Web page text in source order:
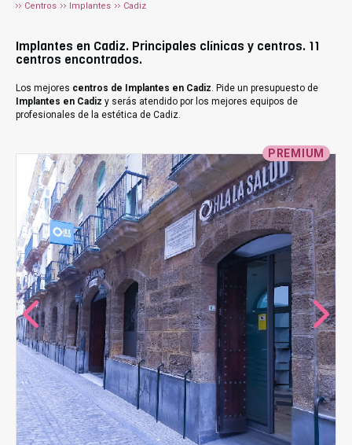
Centros Implantes Cadiz
Implantes en Cadiz. Principales clínicas y centros. 11
centros encontrados.
Los mejores centros de Implantes en Cadiz. Pide un presupuesto de
Implantes en Cadiz y serás atendido por los mejores equipos de
profesionales de la estética de Cadiz.
PREMIUM